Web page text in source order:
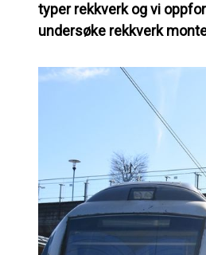
typer rekkverk og vi
undersøke rekkverk